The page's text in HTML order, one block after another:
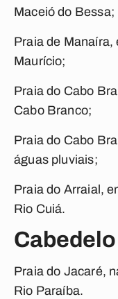
Maceió do Bessa;
Praia de Manaíra,
Maurício;
Praia do Cabo
Cabo Branco;
Praia do Cabo
águas pluviais;
Praia do Arraial,
Rio Cuiá.
Cabedelo
Praia do Jacaré,
Rio Paraíba.